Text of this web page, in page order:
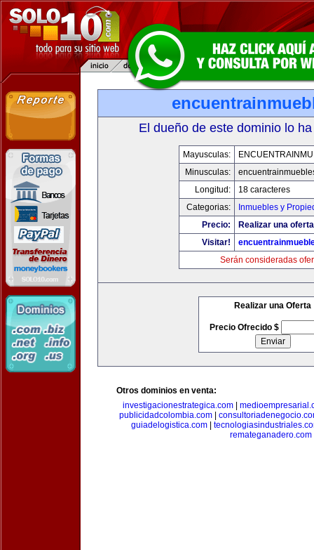
El dueño de este dominio lo
Mayusculas:
Minusculas:
Longitud:
18 caracteres
Categorias:
Inmuebles y
Precio:
Realizar una
Visitar!
Serán consideradas
Realizar una Oferta
Precio Ofrecido $
Otros dominios en venta:
investigacionestrategica.com
publicidadcolombia.com|
guiadelogistica.com|
remateganadero.com